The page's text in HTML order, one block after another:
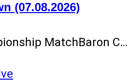
(07.08.2026)
MatchBaron C…